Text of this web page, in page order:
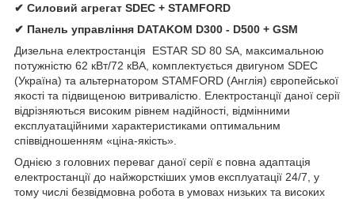
✔ Силовий агрегат SDEC + STAMFORD
✔ Панель управління DATAKOM D300 - D500 + GSM
Дизельна електростанція ESTAR SD 80 SA, максимальною
потужністю 62 кВт/72 кВА, комплектується двигуном SDEC
(Україна) та альтернатором STAMFORD (Англія) європейської
якості та підвищеною витривалістю. Електростанції даної серії
відрізняються високим рівнем надійності, відмінними
експлуатаційними характеристиками оптимальним
співвідношенням «ціна-якість».
Однією з головних переваг даної серії є повна адаптація
електростанції до найжорсткіших умов експлуатації 24/7, у
тому числі безвідмовна робота в умовах низьких та високих